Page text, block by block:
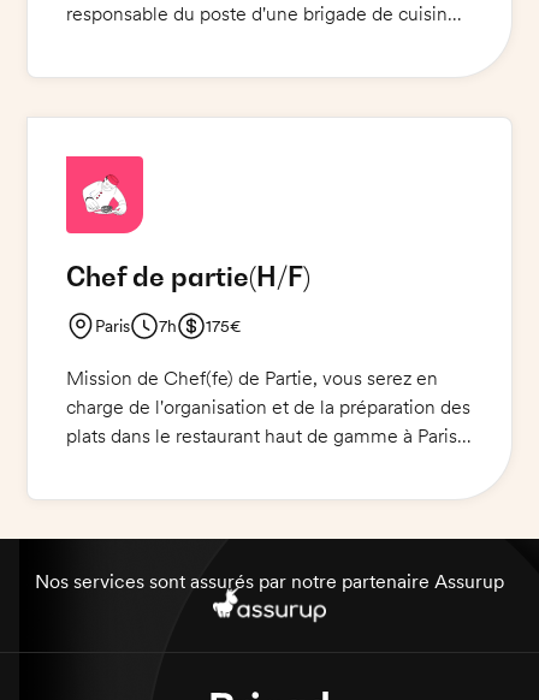
responsable du poste d'une brigade de cuisine.
qualité et respecter les recettes du restaurant.
respect des normes d'hygiène et de sécurité
alimentaire.
Chef de partie(H/F)
Paris 7h 175€
Mission de Chef(fe) de Partie, vous serez en
charge de l'organisation et de la préparation des
plats dans le restaurant haut de gamme à Paris.
veillerai à ce que tous les plats soient préparés
plats aux clients.
Nos services sont assurés par notre partenaire Assurup